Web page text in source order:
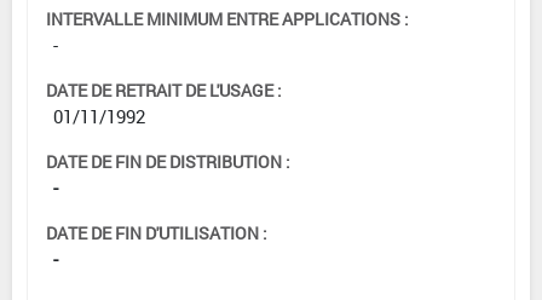
INTERVALLE MINIMUM ENTRE APPLICATIONS :
-
DATE DE RETRAIT DE L'USAGE :
01/11/1992
DATE DE FIN DE DISTRIBUTION :
-
DATE DE FIN D'UTILISATION :
-